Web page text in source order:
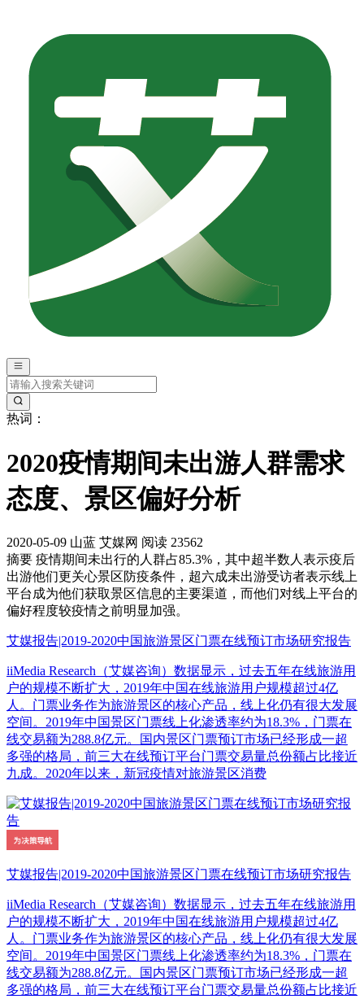
热词：
2020疫情期间未出游人群需求
态度、景区偏好分析
2020-05-09 山蓝 艾媒网 阅读 23562
摘要 疫情期间未出行的人群占85.3%，其中超半数人表示疫后
出游他们更关心景区防疫条件，超六成未出游受访者表示线上
平台成为他们获取景区信息的主要渠道，而他们对线上平台的
偏好程度较疫情之前明显加强。
艾媒报告|2019-2020中国旅游景区门票在线预订市场研究报告
iiMedia Research（艾媒咨询）数据显示，过去五年在线旅游用
户的规模不断扩大，2019年中国在线旅游用户规模超过4亿
人。门票业务作为旅游景区的核心产品，线上化仍有很大发展
空间。2019年中国景区门票线上化渗透率约为18.3%，门票在
线交易额为288.8亿元。国内景区门票预订市场已经形成一超
多强的格局，前三大在线预订平台门票交易量总份额占比接近
九成。2020年以来，新冠疫情对旅游景区消费
艾媒报告|2019-2020中国旅游景区门票在线预订市场研究报告
iiMedia Research（艾媒咨询）数据显示，过去五年在线旅游用
户的规模不断扩大，2019年中国在线旅游用户规模超过4亿
人。门票业务作为旅游景区的核心产品，线上化仍有很大发展
空间。2019年中国景区门票线上化渗透率约为18.3%，门票在
线交易额为288.8亿元。国内景区门票预订市场已经形成一超
多强的格局，前三大在线预订平台门票交易量总份额占比接近